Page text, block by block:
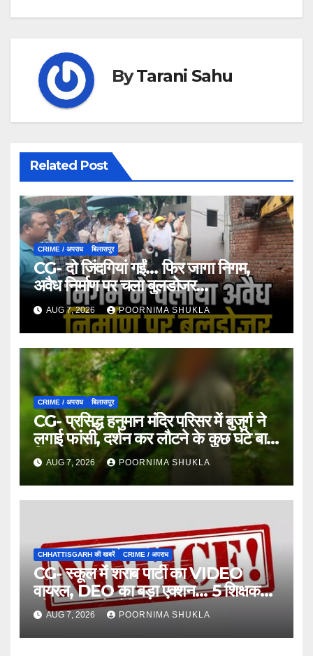
ByTarani Sahu
Related Post
CRIME / अपराध बिलासपुर
CG- दो जिंदगियां गईं… फिर जागा निगम,
अवैध निर्माण पर चला बुलडोजर…
AUG 7, 2026 POORNIMA SHUKLA
CRIME / अपराध बिलासपुर
CG- प्रसिद्ध हनुमान मंदिर परिसर में बुजुर्ग ने
लगाई फांसी, दर्शन कर लौटने के कुछ घंटे बाद
मिला शव…
AUG 7, 2026 POORNIMA SHUKLA
CHHATTISGARH की खबरें CRIME / अपराध
CG- स्कूल में शराब पार्टी का VIDEO
वायरल, DEO का बड़ा एक्शन… 5 शिक्षक
और स्वीपर को नोटिस…
AUG 7, 2026 POORNIMA SHUKLA